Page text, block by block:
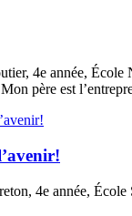
4e année, École
père est
4e année,